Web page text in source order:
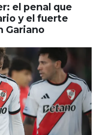
el penal que
y el fuerte
Gariano